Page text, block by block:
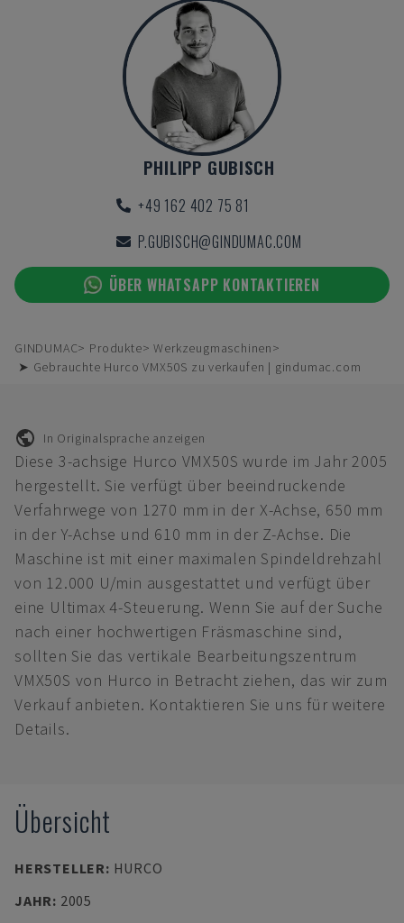
PHILIPP GUBISCH
+49 162 402 75 81
P.GUBISCH@GINDUMAC.COM
ÜBER WHATSAPP KONTAKTIEREN
GINDUMAC Produkte
Werkzeugmaschinen
➤ Gebrauchte Hurco VMX50S zu verkaufen | gindumac.com
In Originalsprache anzeigen
Diese 3-achsige Hurco VMX50S wurde im Jahr 2005
hergestellt. Sie verfügt über beeindruckende
Verfahrwege von 1270 mm in der X-Achse, 650 mm
in der Y-Achse und 610 mm in der Z-Achse. Die
Maschine ist mit einer maximalen Spindeldrehzahl
von 12.000 U/min ausgestattet und verfügt über
eine Ultimax 4-Steuerung. Wenn Sie auf der Suche
nach einer hochwertigen Fräsmaschine sind,
sollten Sie das vertikale Bearbeitungszentrum
VMX50S von Hurco in Betracht ziehen, das wir zum
Verkauf anbieten. Kontaktieren Sie uns für weitere
Details.
Übersicht
HERSTELLER: HURCO
JAHR: 2005